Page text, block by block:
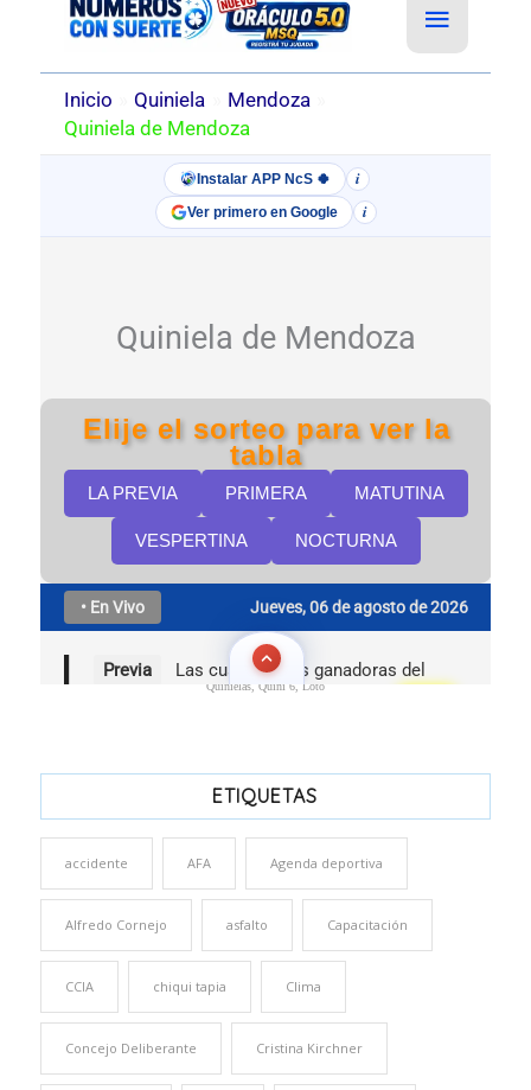
Quinielas, Quini 6, Loto
ETIQUETAS
accidente AFA Agenda deportiva
Alfredo Cornejo asfalto Capacitación
CCIA chiqui tapia Clima
Concejo Deliberante Cristina Kirchner